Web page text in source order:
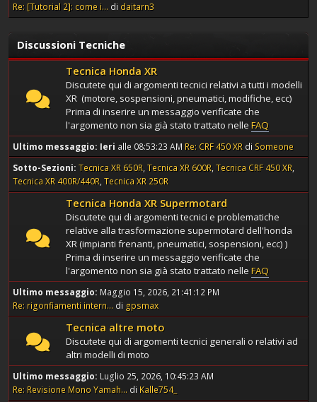
Re: [Tutorial 2]: come i... di daitarn3
Discussioni Tecniche
Tecnica Honda XR
Discutete qui di argomenti tecnici relativi a tutti i modelli
XR (motore, sospensioni, pneumatici, modifiche, ecc)
Prima di inserire un messaggio verificate che
l'argomento non sia già stato trattato nelle FAQ
Ultimo messaggio: Ieri alle 08:53:23 AM Re: CRF 450 XR di Someone
Sotto-Sezioni Tecnica XR 650R Tecnica XR 600R Tecnica CRF 450 XR
Tecnica XR 400R/440R Tecnica XR 250R
Tecnica Honda XR Supermotard
Discutete qui di argomenti tecnici e problematiche
relative alla trasformazione supermotard dell'honda
XR (impianti frenanti, pneumatici, sospensioni, ecc) )
Prima di inserire un messaggio verificate che
l'argomento non sia già stato trattato nelle FAQ
Ultimo messaggio: Maggio 15, 2026, 21:41:12 PM
Re: rigonfiamenti intern... di gpsmax
Tecnica altre moto
Discutete qui di argomenti tecnici generali o relativi ad
altri modelli di moto
Ultimo messaggio: Luglio 25, 2026, 10:45:23 AM
Re: Revisione Mono Yamah... di Kalle754_